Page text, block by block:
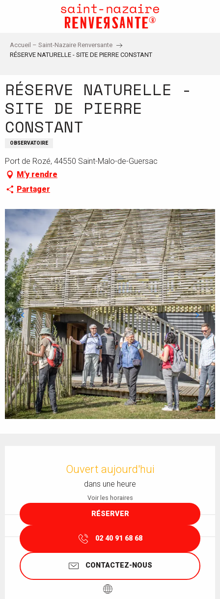
principal
Accueil – Saint-Nazaire Renversante
RÉSERVE NATURELLE - SITE DE PIERRE CONSTANT
RÉSERVE NATURELLE -
SITE DE PIERRE
CONSTANT
OBSERVATOIRE
Port de Rozé, 44550 Saint-Malo-de-Guersac
M'y rendre
Partager
Ouvert aujourd'hui
dans une heure
Voir les horaires
RÉSERVER
02 40 91 68 68
CONTACTEZ-NOUS